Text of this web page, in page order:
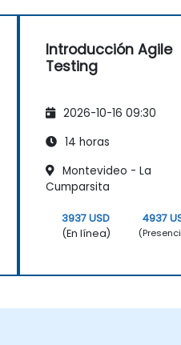
Introducción Agile
Testing
2026-10-16 09:30
14 horas
Montevideo - La
Cumparsita
3937 USD
(En línea)
4937